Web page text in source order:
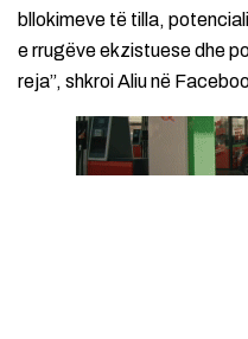
bllokimeve të tilla,
e rrugëve ekzistuese dhe
reja”, shkroi Aliu në